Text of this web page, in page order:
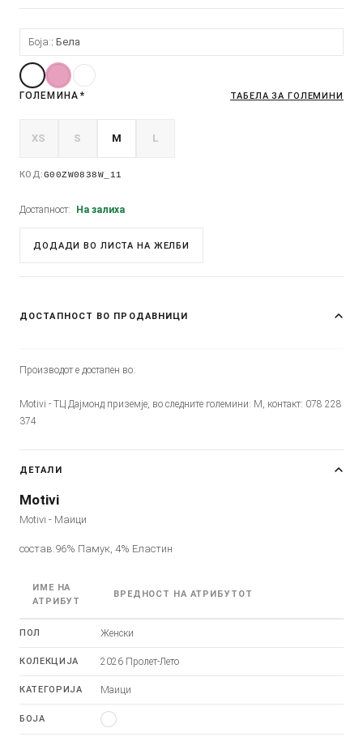
Боја: Бела
ГОЛЕМИНА * ТАБЕЛА ЗА ГОЛЕМИНИ
XS S M L
КОД:G00ZW0838W_11
Достапност: На залиха
ДОДАДИ ВО ЛИСТА НА ЖЕЛБИ
ДОСТАПНОСТ ВО ПРОДАВНИЦИ
Производот е достапен во:
Motivi - ТЦ Дајмонд приземје, во следните големини: M, контакт: 078 228
374
ДЕТАЛИ
Motivi
Motivi - Маици
состав:96% Памук, 4% Еластин
ИМЕ НА
АТРИБУТ
ВРЕДНОСТ НА АТРИБУТОТ
ПОЛ Женски
КОЛЕКЦИЈА 2026 Пролет-Лето
КАТЕГОРИЈА Маици
БОЈА